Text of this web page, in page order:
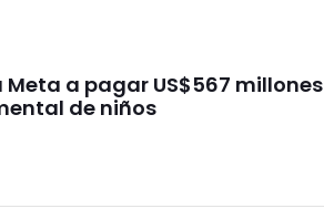
a pagar US$567 millones
de niños